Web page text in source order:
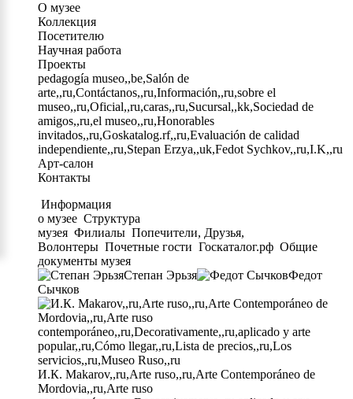
О музее
Коллекция
Посетителю
Научная работа
Проекты
pedagogía museo,,be,Salón de
arte,,ru,Contáctanos,,ru,Información,,ru,sobre el
museo,,ru,Oficial,,ru,caras,,ru,Sucursal,,kk,Sociedad de
amigos,,ru,el museo,,ru,Honorables
invitados,,ru,Goskatalog.rf,,ru,Evaluación de calidad
independiente,,ru,Stepan Erzya,,uk,Fedot Sychkov,,ru,I.K,,ru
Арт-салон
Контакты
Информация
о музее Структура
музея Филиалы Попечители, Друзья,
Волонтеры Почетные гости Госкаталог.рф Общие
документы музея
Степан Эрьзя
Федот
Сычков
И.К. Makarov,,ru,Arte ruso,,ru,Arte Contemporáneo de
Mordovia,,ru,Arte ruso